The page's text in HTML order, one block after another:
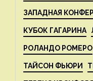
ЗАПАДНАЯ
КУБОК ГАГАРИНА
РОЛАНДО РОМЕРО
ТАЙСОН ФЬЮРИ